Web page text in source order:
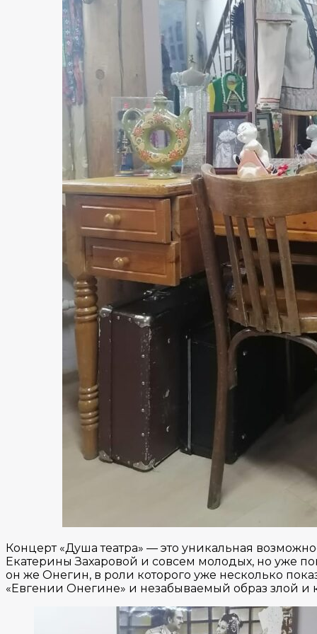
Концерт «Душа театра» — это уникальная
Екатерины Захаровой и совсем молодых, но уже
он же Онегин, в роли которого уже несколько
«Евгении Онегине» и незабываемый образ злой